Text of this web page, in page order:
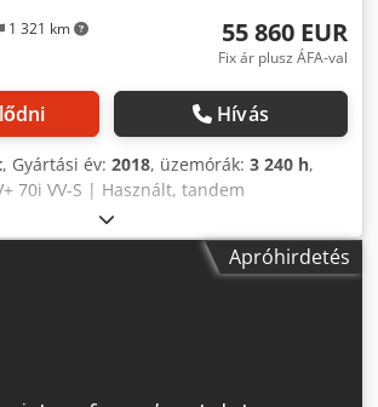
1 321 km 55 860 EUR
Fix ár plusz ÁFA-val
Hívás
, Gyártási év: 2018, üzemórák: 3 240 h,
70i VV-S | Használt, tandem
üzemóra 📍Helyszín: Franciaország
Askr 🚛 Szállítás elérhető az Ön
szállítási kalkulátorunkat a
becsléséhez! 💰 Vásárolja meg most 55
tegyen ajánlatot. A szállításkor történő
Apróhirdetés